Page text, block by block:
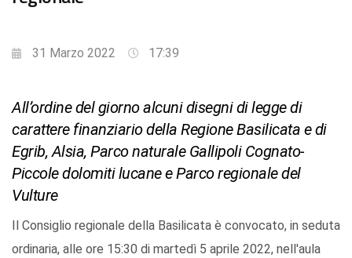
31 Marzo 2022 17:39
All’ordine del giorno alcuni disegni di legge di
carattere finanziario della Regione Basilicata e di
Egrib, Alsia, Parco naturale Gallipoli Cognato-
Piccole dolomiti lucane e Parco regionale del
Vulture
Il Consiglio regionale della Basilicata è convocato, in seduta
ordinaria, alle ore 15:30 di martedì 5 aprile 2022, nell'aula